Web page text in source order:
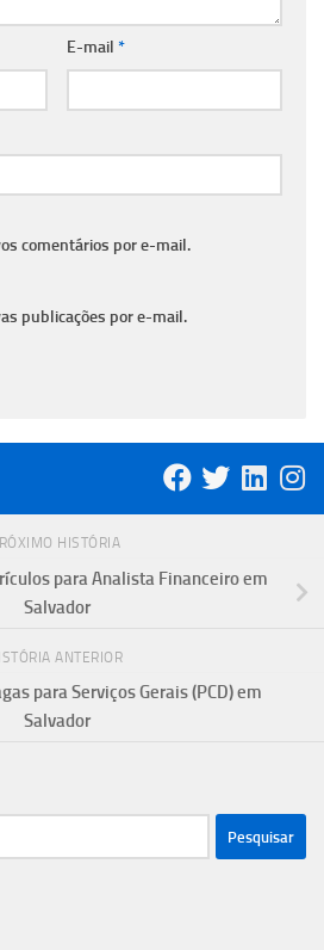
E-mail *
comentários por e-mail.
publicações por e-mail.
HISTÓRIA
para Analista Financeiro em
Salvador
ANTERIOR
para Serviços Gerais (PCD) em
Salvador